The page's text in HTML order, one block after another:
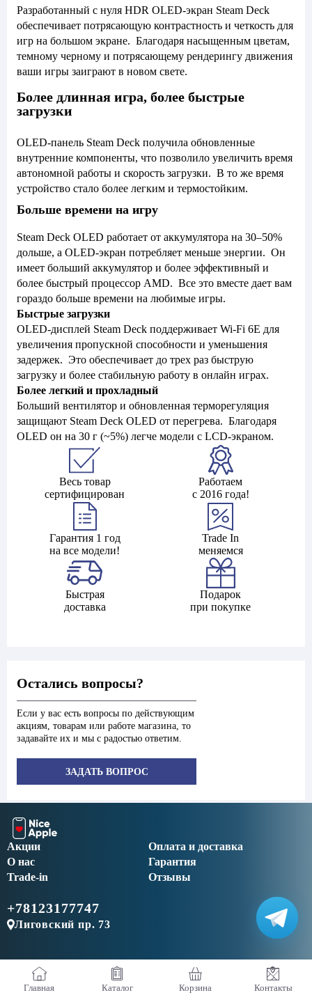
Разработанный с нуля HDR OLED-экран Steam Deck
обеспечивает потрясающую контрастность и четкость для
игр на большом экране. Благодаря насыщенным цветам,
темному черному и потрясающему рендерингу движения
ваши игры заиграют в новом свете.
Более длинная игра, более быстрые
загрузки
OLED-панель Steam Deck получила обновленные
внутренние компоненты, что позволило увеличить время
автономной работы и скорость загрузки. В то же время
устройство стало более легким и термостойким.
Больше времени на игру
Steam Deck OLED работает от аккумулятора на 30–50%
дольше, а OLED-экран потребляет меньше энергии. Он
имеет больший аккумулятор и более эффективный и
более быстрый процессор AMD. Все это вместе дает вам
гораздо больше времени на любимые игры.
Быстрые загрузки
OLED-дисплей Steam Deck поддерживает Wi-Fi 6E для
увеличения пропускной способности и уменьшения
задержек. Это обеспечивает до трех раз быструю
загрузку и более стабильную работу в онлайн играх.
Более легкий и прохладный
Больший вентилятор и обновленная терморегуляция
защищают Steam Deck OLED от перегрева. Благодаря
OLED он на 30 г (~5%) легче модели с LCD-экраном.
Весь товар
сертифицирован
Работаем
с 2016 года!
Гарантия 1 год
на все модели!
Trade In
меняемся
Быстрая
доставка
Подарок
при покупке
Остались вопросы?
Если у вас есть вопросы по действующим
акциям, товарам или работе магазина, то
задавайте их и мы с радостью ответим.
ЗАДАТЬ ВОПРОС
Акции
О нас
Оплата и доставка
Trade-in
Гарантия
Отзывы
+78123177747
Лиговский пр. 73
Главная Каталог Корзина Контакты